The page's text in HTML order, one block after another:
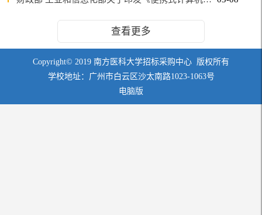
查看更多
Copyright© 2019 南方医科大学招标采购中心 版权所有
学校地址：广州市白云区沙太南路1023-1063号
电脑版